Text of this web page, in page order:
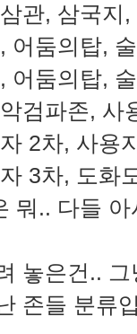
관, 삼국지
어둠의탑,
어둠의탑,
검파존, 사
2차, 사용
3차, 도화
뭐.. 다들
놓은건..
존들 분류